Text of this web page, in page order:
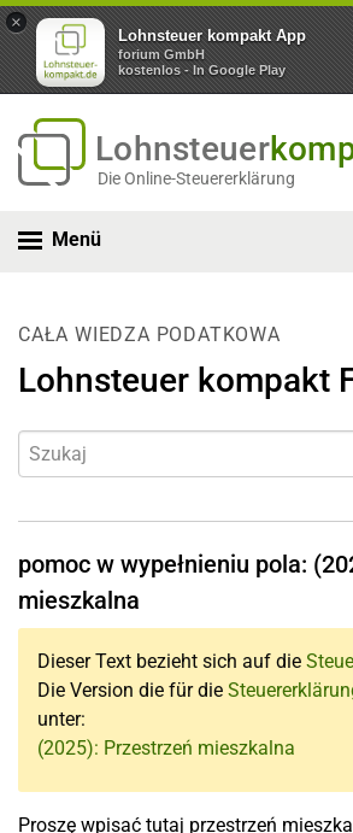
×
Lohnsteuer kompakt App
forium GmbH
kostenlos - In Google Play
Lohnsteuer
Die Online-Steuererklärung
Menü
CAŁA WIEDZA PODATKOWA
Lohnsteuer kompakt
pomoc w wypełnieniu pola:
mieszkalna
Dieser Text bezieht sich auf die
Die Version die für die
unter:
(2025): Przestrzeń mieszkalna
Proszę wpisać tutaj przestrzeń